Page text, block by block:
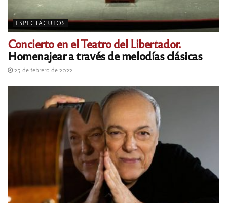
ESPECTÁCULOS
Concierto en el Teatro del Libertador.
Homenajear a través de melodías clásicas
25 de febrero de 2022